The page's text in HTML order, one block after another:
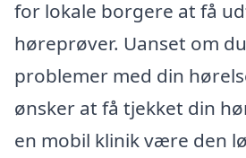
for lokale borgere at få
høreprøver. Uanset om
problemer med din
ønsker at få tjekket din
en mobil klinik være den